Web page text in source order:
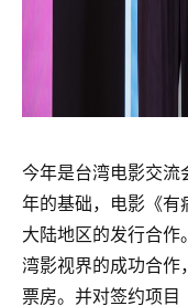
今年是台湾电影交流
年的基础，电影《有
大陆地区的发行合作
湾影视界的成功合作
票房。并对签约项目